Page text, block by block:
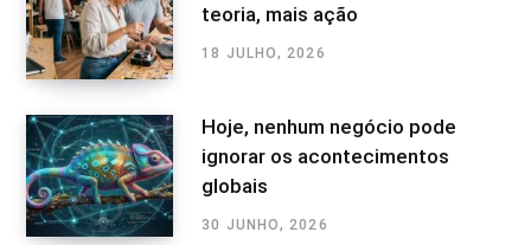
teoria, mais ação
18 JULHO, 2026
Hoje, nenhum negócio pode
ignorar os acontecimentos
globais
30 JUNHO, 2026